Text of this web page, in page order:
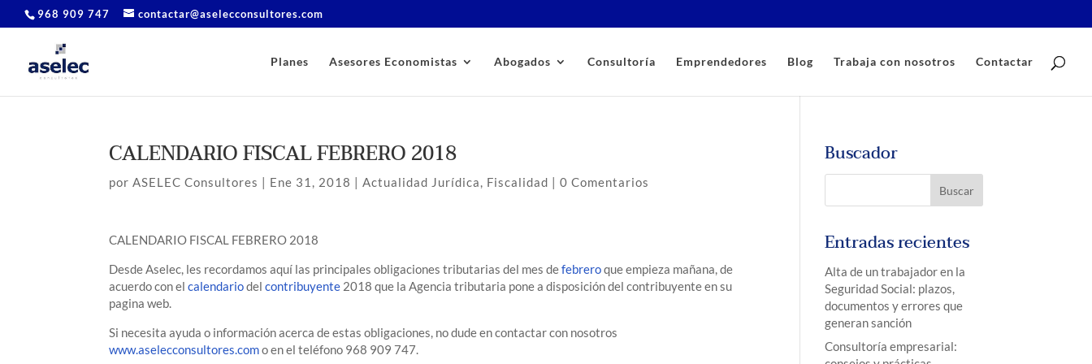
968 909 747 contactar@aselecconsultores.com
Planes Asesores Economistas Abogados Consultoría Emprendedores Blog Trabaja con nosotros Contactar
CALENDARIO FISCAL FEBRERO 2018
porASELEC Consultores | Ene 31, 2018 |Actualidad Jurídica, Fiscalidad |0 Comentarios
CALENDARIO FISCAL FEBRERO 2018
Desde Aselec, les recordamos aquí las principales obligaciones tributarias del mes defebreroque empieza mañana, de
acuerdo con elcalendariodelcontribuyente 2018 que la Agencia tributaria pone a disposición del contribuyente en su
pagina web.
Si necesita ayuda o información acerca de estas obligaciones, no dude en contactar con nosotros
www.aselecconsultores.como en el teléfono 968 909 747.
Buscador
Entradas recientes
Alta de un trabajador en la
Seguridad Social: plazos,
documentos y errores que
generan sanción
Consultoría empresarial: